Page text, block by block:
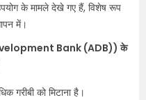
के मामले देखे गए हैं, विशेष रूप
में।
Bank (ADB)) के
गरीबी को मिटाना है।